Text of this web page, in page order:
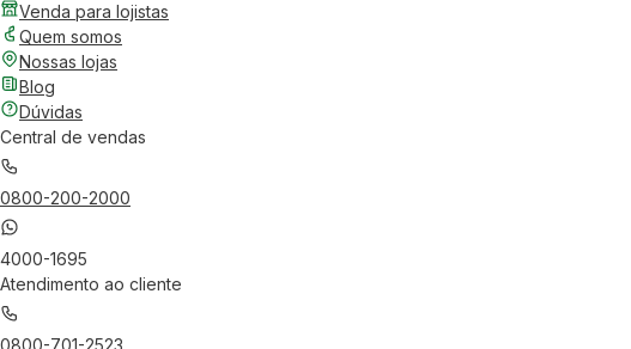
Venda para lojistas
Quem somos
Nossas lojas
Blog
Dúvidas
Central de vendas
0800-200-2000
4000-1695
Atendimento ao cliente
0800-701-2523